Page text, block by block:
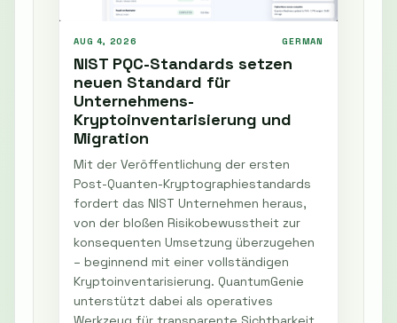
AUG 4, 2026 GERMAN
NIST PQC-Standards setzen
neuen Standard für
Unternehmens-
Kryptoinventarisierung und
Migration
Mit der Veröffentlichung der ersten
Post-Quanten-Kryptographiestandards
fordert das NIST Unternehmen heraus,
von der bloßen Risikobewusstheit zur
konsequenten Umsetzung überzugehen
– beginnend mit einer vollständigen
Kryptoinventarisierung. QuantumGenie
unterstützt dabei als operatives